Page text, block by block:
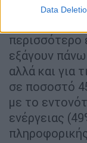
Data
δυσκολίες
περισσότερο
εξάγουν
αλλά και για
σε ποσοστό
με το
ενέργειας